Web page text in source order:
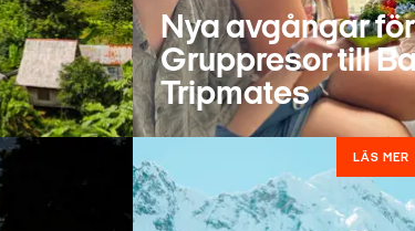
Nya avgångar
Gruppresor till
Tripmates
LÄS MER